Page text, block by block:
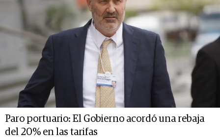
Paro portuario: El Gobierno acordó una rebaja
del 20% en las tarifas